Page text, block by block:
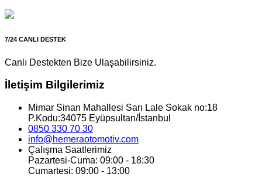
7/24 CANLI DESTEK
Canlı Destekten Bize Ulaşabilirsiniz.
İletişim Bilgilerimiz
Mimar Sinan Mahallesi Sarı Lale Sokak no:18
P.Kodu:34075 Eyüpsultan/İstanbul
0850 330 70 30
info@hemeraotomotiv.com
Çalışma Saatlerimiz
Pazartesi-Cuma: 09:00 - 18:30
Cumartesi: 09:00 - 13:00